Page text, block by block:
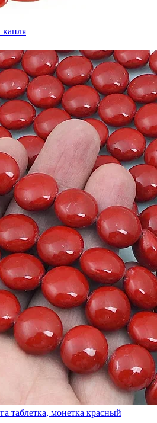
капля
таблетка, монетка красный